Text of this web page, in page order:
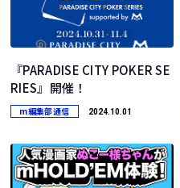
『PARADISE CITY POKER SE
RIES』開催！
m編集部通信 2024.10.01